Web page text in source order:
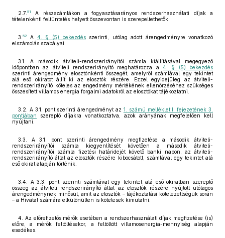
2.7. 51
A részszámlákon a fogyasztásarányos rendszerhasználati díjak a
tételenkénti feltüntetés helyett összevontan is szerepeltethetők.
3. 52 A 4. § (5) bekezdés szerinti, utólag adott árengedményre vonatkozó
elszámolás szabályai
3.1. A második átviteli-rendszerirányítói számla kiállításával megegyező
időpontban az átviteli rendszerirányító meghatározza a 4. § (5) bekezdés
szerinti árengedmény elosztónkénti összegét, amelyről számlával egy tekintet
alá eső okiratot állít ki az elosztók részére. Ezzel egyidejűleg az átviteli-
rendszerirányító köteles az engedmény mértékének ellenőrzéséhez szükséges
összesített villamos energia forgalmi adatokról az elosztókat tájékoztatni.
3.2. A 3.1. pont szerinti árengedményt az 1. számú melléklet I. fejezetének 3.
pontjában szereplő díjakra vonatkoztatva, azok arányának megfelelően kell
nyújtani.
3.3. A 3.1. pont szerinti árengedmény megfizetése a második átviteli-
rendszerirányítói számla kiegyenlítését követően a második átviteli-
rendszerirányítói számla fizetési határidejét követő banki napon, az átviteli-
rendszerirányító által az elosztók részére kibocsátott, számlával egy tekintet alá
eső okirat alapján történik.
3.4. A 3.3. pont szerinti számlával egy tekintet alá eső okiratban szereplő
összeg az átviteli rendszerirányító által az elosztók részére nyújtott utólagos
árengedménynek minősül, amit az elosztók – tájékoztatási kötelezettségük során
– a Hivatal számára elkülönülten is kötelesek kimutatni.
4. Az előrefizetős mérők esetében a rendszerhasználati díjak megfizetése (is)
előre, a mérők feltöltésekor, a feltöltött villamosenergia-mennyiség alapján
esedékes.